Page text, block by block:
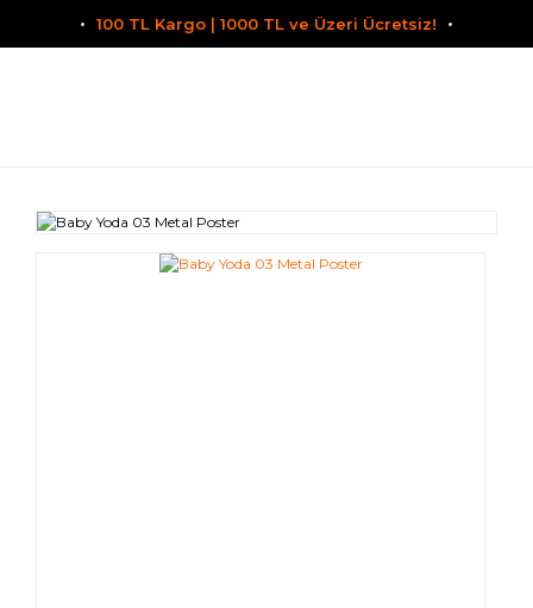
100 TL Kargo | 1000 TL ve Üzeri Ücretsiz!